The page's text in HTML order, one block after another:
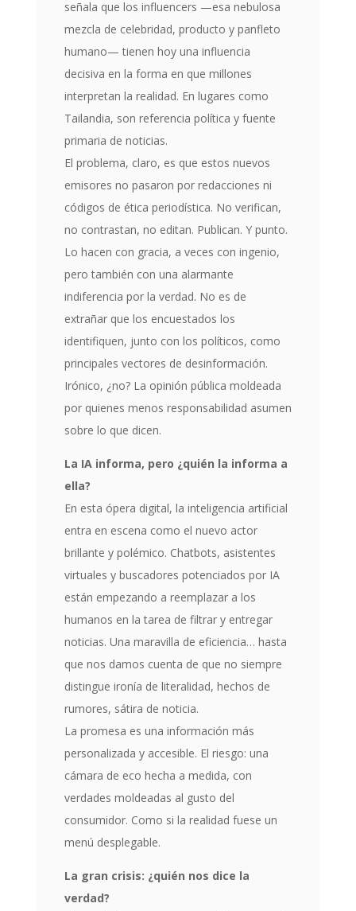
señala que los influencers —esa nebulosa
mezcla de celebridad, producto y panfleto
humano— tienen hoy una influencia
decisiva en la forma en que millones
interpretan la realidad. En lugares como
Tailandia, son referencia política y fuente
primaria de noticias.
El problema, claro, es que estos nuevos
emisores no pasaron por redacciones ni
códigos de ética periodística. No verifican,
no contrastan, no editan. Publican. Y punto.
Lo hacen con gracia, a veces con ingenio,
pero también con una alarmante
indiferencia por la verdad. No es de
extrañar que los encuestados los
identifiquen, junto con los políticos, como
principales vectores de desinformación.
Irónico, ¿no? La opinión pública moldeada
por quienes menos responsabilidad asumen
sobre lo que dicen.
La IA informa, pero ¿quién la informa a
ella?
En esta ópera digital, la inteligencia artificial
entra en escena como el nuevo actor
brillante y polémico. Chatbots, asistentes
virtuales y buscadores potenciados por IA
están empezando a reemplazar a los
humanos en la tarea de filtrar y entregar
noticias. Una maravilla de eficiencia… hasta
que nos damos cuenta de que no siempre
distingue ironía de literalidad, hechos de
rumores, sátira de noticia.
La promesa es una información más
personalizada y accesible. El riesgo: una
cámara de eco hecha a medida, con
verdades moldeadas al gusto del
consumidor. Como si la realidad fuese un
menú desplegable.
La gran crisis: ¿quién nos dice la
verdad?